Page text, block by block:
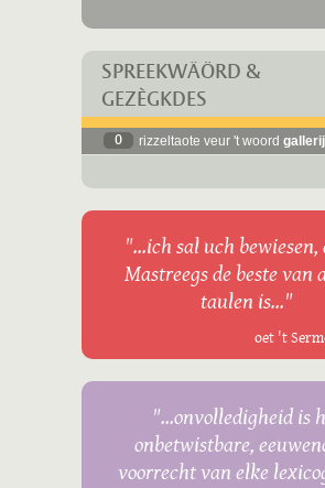
SPREEKWÄÖRD &
GEZÈGKDES
0 rizzeltaote veur 't woord gallerij
"...ich sal uch
Mastreegs de beste van
taulen is..."
oet 't
"...onvolledigheid is
onbetwistbare,
voorrecht van elke